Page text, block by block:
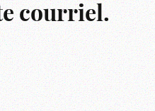
courriel.